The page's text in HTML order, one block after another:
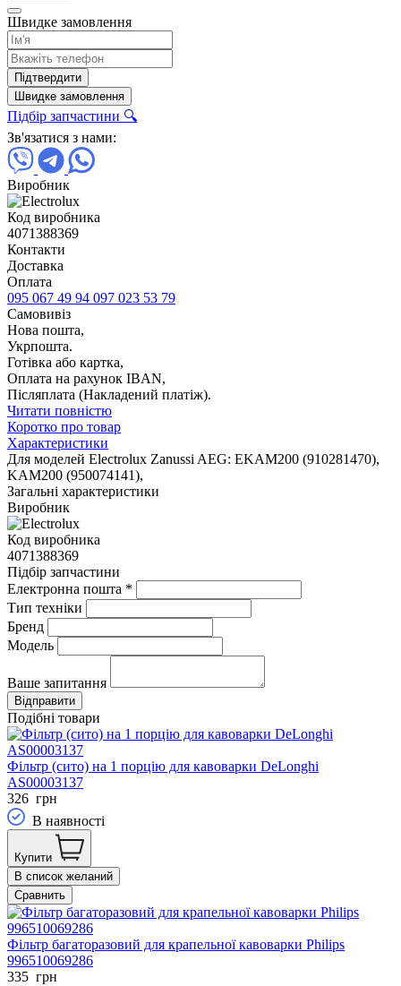
Швидке замовлення
Підтвердити
Швидке замовлення
Підбір запчастини 🔍
Зв'язатися з нами:
Виробник
Код виробника
4071388369
Контакти
Доставка
Оплата
095 067 49 94 097 023 53 79
Самовивіз
Нова пошта,
Укрпошта.
Готівка або картка,
Оплата на рахунок IBAN,
Післяплата (Накладений платіж).
Читати повністю
Коротко про товар
Характеристики
Для моделей Electrolux Zanussi AEG: EKAM200 (910281470),
KAM200 (950074141),
Загальні характеристики
Виробник
Код виробника
4071388369
Підбір запчастини
Електронна пошта *
Тип техніки
Бренд
Модель
Ваше запитання
Подібні товари
Фільтр (сито) на 1 порцію для кавоварки DeLonghi
AS00003137
326 грн
В наявності
Купити
В список желаний
Сравнить
Фільтр багаторазовий для крапельної кавоварки Philips
996510069286
335 грн